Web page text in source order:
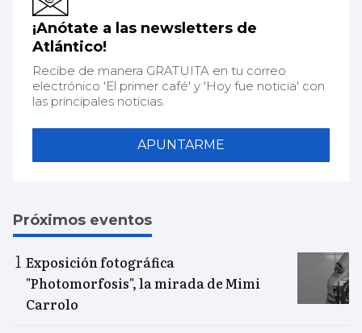
¡Anótate a las newsletters de
Atlántico!
Recibe de manera GRATUITA en tu correo
electrónico 'El primer café' y 'Hoy fue noticia' con
las principales noticias.
APUNTARME
Próximos eventos
Exposición fotográfica
"Photomorfosis", la mirada de Mimi
Carrolo